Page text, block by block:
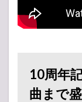
10周年
曲まで